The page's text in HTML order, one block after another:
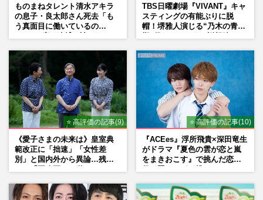
ものまねタレント清水アキラ
の息子・良太郎さん死去「も
う真面目に働いているの
TBS日曜劇場『VIVANT』キャ
スティングの有能ぶりに脱
帽！堺雅人演じる“乃木の青年
マン長男・櫻井海音だった
⭐ 高評価の記事(9)
《愛子さまの未来は》皇室典
範改正に「拙速」「女性差
別」と国内外から異論…残さ
⭐ 高評価の記事(10)
『ACEes』浮所飛貴×深田竜生
がドラマ『夏色の雲が恋と嵐
をまきおこす』で挑んだ恋人